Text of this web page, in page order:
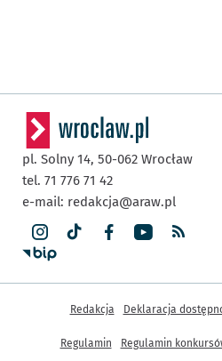
pl. Solny 14, 50-062 Wrocław
tel. 71 776 71 42
e-mail: redakcja@araw.pl
Inne informacje
Redakcja Deklaracja
Regulamin Regulamin